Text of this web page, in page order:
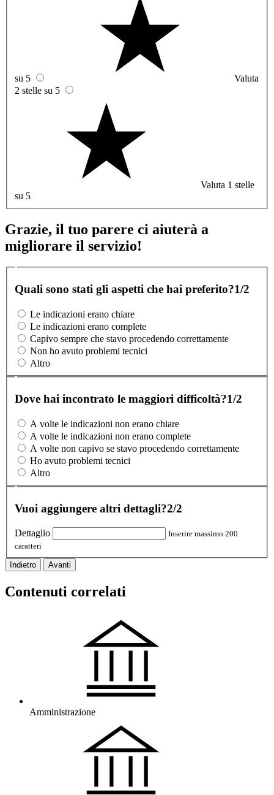
su 5
Valuta
2 stelle su 5
Valuta 1 stelle
su 5
Grazie, il tuo parere ci aiuterà a
migliorare il servizio!
Quali sono stati gli aspetti che hai preferito?1/2
Le indicazioni erano chiare
Le indicazioni erano complete
Capivo sempre che stavo procedendo correttamente
Non ho avuto problemi tecnici
Altro
Dove hai incontrato le maggiori difficoltà?1/2
A volte le indicazioni non erano chiare
A volte le indicazioni non erano complete
A volte non capivo se stavo procedendo correttamente
Ho avuto problemi tecnici
Altro
Vuoi aggiungere altri dettagli?2/2
Dettaglio
Inserire massimo 200
caratteri
Indietro Avanti
Contenuti correlati
Amministrazione